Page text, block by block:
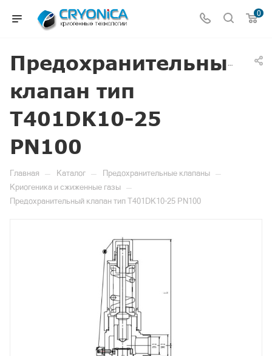
0
Предохранительный
клапан тип
T401DK10-25
PN100
Главная — Каталог — Предохранительные клапаны —
Криогеника и сжиженные газы —
Предохранительный клапан тип T401DK10-25 PN100